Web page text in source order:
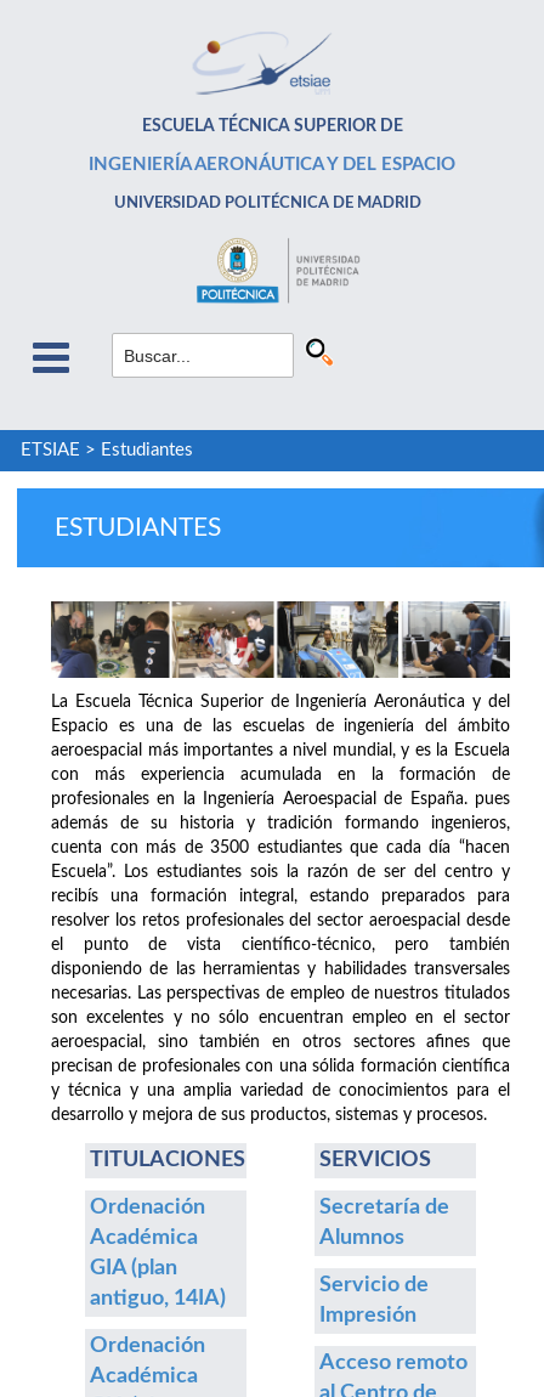
ESCUELA TÉCNICA SUPERIOR DE
INGENIERÍA AERONÁUTICA Y DEL ESPACIO
UNIVERSIDAD POLITÉCNICA DE MADRID
ETSIAE > Estudiantes
ESTUDIANTES
La Escuela Técnica Superior de Ingeniería Aeronáutica y del
Espacio es una de las escuelas de ingeniería del ámbito
aeroespacial más importantes a nivel mundial, y es la Escuela
con más experiencia acumulada en la formación de
profesionales en la Ingeniería Aeroespacial de España. pues
además de su historia y tradición formando ingenieros,
cuenta con más de 3500 estudiantes que cada día “hacen
Escuela”. Los estudiantes sois la razón de ser del centro y
recibís una formación integral, estando preparados para
resolver los retos profesionales del sector aeroespacial desde
el punto de vista científico-técnico, pero también
disponiendo de las herramientas y habilidades transversales
necesarias. Las perspectivas de empleo de nuestros titulados
son excelentes y no sólo encuentran empleo en el sector
aeroespacial, sino también en otros sectores afines que
precisan de profesionales con una sólida formación científica
y técnica y una amplia variedad de conocimientos para el
desarrollo y mejora de sus productos, sistemas y procesos.
TITULACIONES
Ordenación
Académica
GIA (plan
antiguo, 14IA)
Ordenación
Académica
SERVICIOS
Secretaría de
Alumnos
Servicio de
Impresión
Acceso remoto